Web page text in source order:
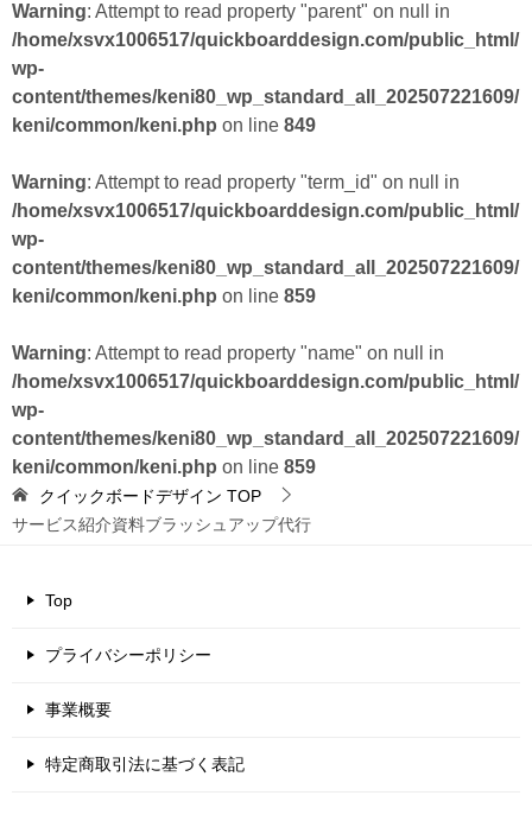
Warning: Attempt to read property "parent" on null in
/home/xsvx1006517/quickboarddesign.com/public_html/
wp-
content/themes/keni80_wp_standard_all_202507221609/
keni/common/keni.php on line 849
Warning: Attempt to read property "term_id" on null in
/home/xsvx1006517/quickboarddesign.com/public_html/
wp-
content/themes/keni80_wp_standard_all_202507221609/
keni/common/keni.php on line 859
Warning: Attempt to read property "name" on null in
/home/xsvx1006517/quickboarddesign.com/public_html/
wp-
content/themes/keni80_wp_standard_all_202507221609/
keni/common/keni.php on line 859
クイックボードデザイン TOP
サービス紹介資料ブラッシュアップ代行
Top
プライバシーポリシー
事業概要
特定商取引法に基づく表記